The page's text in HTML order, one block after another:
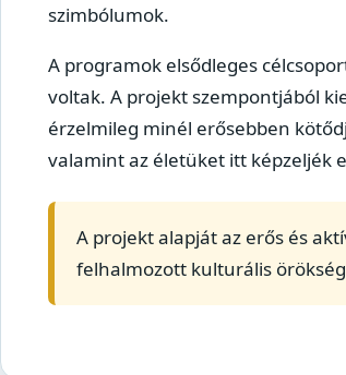
szimbólumok.
A programok elsődleges
voltak. A projekt szempontjából
érzelmileg minél erősebben
valamint az életüket itt képzeljék
A projekt alapját az erős és
felhalmozott kulturális